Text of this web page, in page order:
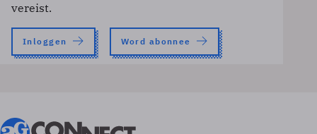
vereist.
Inloggen Word abonnee